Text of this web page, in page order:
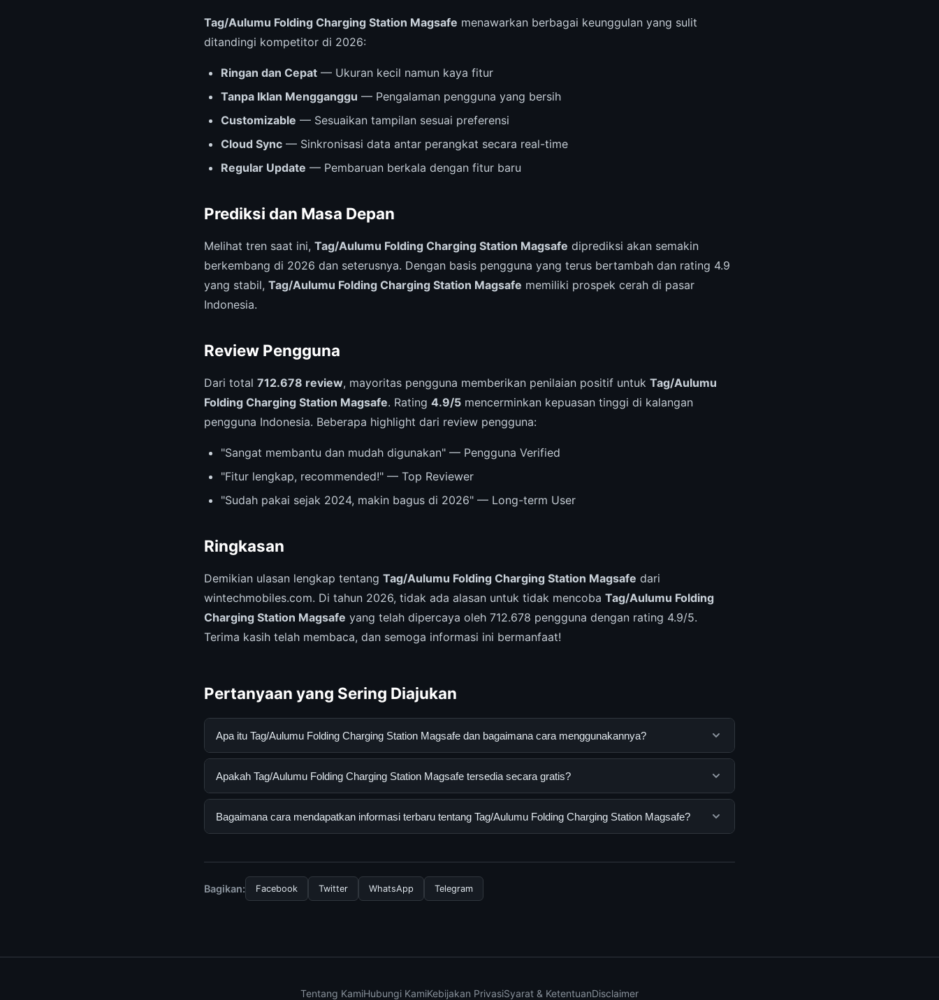
Tag/Aulumu Folding Charging Station Magsafe menawarkan berbagai keunggulan yang sulit
ditandingi kompetitor di 2026:
Ringan dan Cepat — Ukuran kecil namun kaya fitur
Tanpa Iklan Mengganggu — Pengalaman pengguna yang bersih
Customizable — Sesuaikan tampilan sesuai preferensi
Cloud Sync — Sinkronisasi data antar perangkat secara real-time
Regular Update — Pembaruan berkala dengan fitur baru
Prediksi dan Masa Depan
Melihat tren saat ini, Tag/Aulumu Folding Charging Station Magsafe diprediksi akan semakin
berkembang di 2026 dan seterusnya. Dengan basis pengguna yang terus bertambah dan rating 4.9
yang stabil, Tag/Aulumu Folding Charging Station Magsafe memiliki prospek cerah di pasar
Indonesia.
Review Pengguna
Dari total 712.678 review, mayoritas pengguna memberikan penilaian positif untuk Tag/Aulumu
Folding Charging Station Magsafe. Rating 4.9/5 mencerminkan kepuasan tinggi di kalangan
pengguna Indonesia. Beberapa highlight dari review pengguna:
"Sangat membantu dan mudah digunakan" — Pengguna Verified
"Fitur lengkap, recommended!" — Top Reviewer
"Sudah pakai sejak 2024, makin bagus di 2026" — Long-term User
Ringkasan
Demikian ulasan lengkap tentang Tag/Aulumu Folding Charging Station Magsafe dari
wintechmobiles.com. Di tahun 2026, tidak ada alasan untuk tidak mencoba Tag/Aulumu Folding
Charging Station Magsafe yang telah dipercaya oleh 712.678 pengguna dengan rating 4.9/5.
Terima kasih telah membaca, dan semoga informasi ini bermanfaat!
Pertanyaan yang Sering Diajukan
Apa itu Tag/Aulumu Folding Charging Station Magsafe dan bagaimana cara menggunakannya?
Tag/Aulumu Folding Charging Station Magsafe adalah layanan digital yang dirancang untuk membantu
mengunjungi situs resmi dan mengikuti panduan yang tersedia.
Apakah Tag/Aulumu Folding Charging Station Magsafe tersedia secara gratis?
Ya, Tag/Aulumu Folding Charging Station Magsafe dapat diakses secara gratis oleh semua pengguna. Tidak
Bagaimana cara mendapatkan informasi terbaru tentang Tag/Aulumu Folding Charging Station Magsafe?
dan terpercaya.
Bagikan: Facebook Twitter WhatsApp Telegram
Tentang KamiHubungi KamiKebijakan PrivasiSyarat & KetentuanDisclaimer